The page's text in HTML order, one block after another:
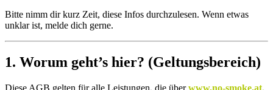
Bitte nimm dir kurz Zeit, diese Infos durchzulesen. Wenn etwas
unklar ist, melde dich gerne.
1. Worum geht’s hier? (Geltungsbereich)
Diese AGB gelten für alle Leistungen, die überwww.no-smoke.at,